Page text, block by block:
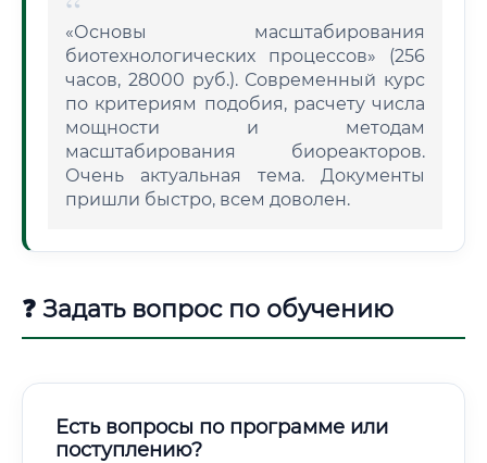
«Основы масштабирования
биотехнологических процессов» (256
часов, 28000 руб.). Современный курс
по критериям подобия, расчету числа
мощности и методам
масштабирования биореакторов.
Очень актуальная тема. Документы
пришли быстро, всем доволен.
❓ Задать вопрос по обучению
Есть вопросы по программе или
поступлению?